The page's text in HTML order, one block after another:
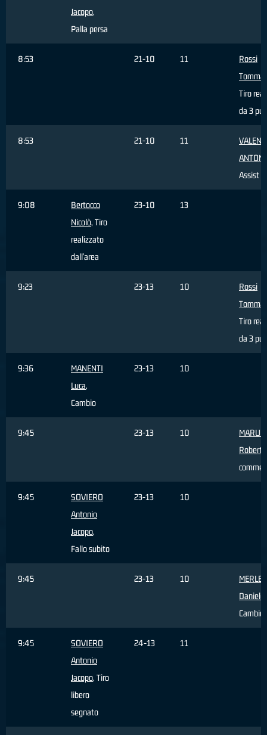
Jacopo,
Palla persa
8:53 21-10 11
Rossi
Tiro
da 3
8:53 21-10 11
Assist
9:08
Bertocco
Nicolò, Tiro
realizzato
dall'area
23-10 13
9:23 23-13 10
Rossi
Tiro
da 3
9:36
MANENTI
Luca,
Cambio
23-13 10
9:45 23-13 10
Roberto
9:45
SOVIERO
Antonio
Jacopo,
Fallo subito
23-13 10
9:45 23-13 10
Daniele
Cambio
9:45
SOVIERO
Antonio
Jacopo, Tiro
libero
segnato
24-13 11